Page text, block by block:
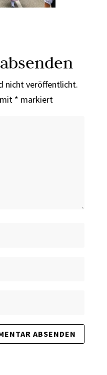
nicht veröffentlicht.
* markiert